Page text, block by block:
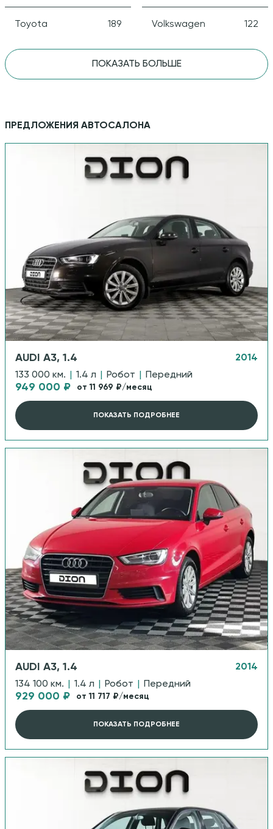
Toyota 189 Volkswagen 122
ПОКАЗАТЬ БОЛЬШЕ
ПРЕДЛОЖЕНИЯ АВТОСАЛОНА
AUDI A3, 1.4
2014
133 000 км.
1.4 л Робот Передний
949 000 ₽ от 11 969 ₽/месяц
ПОКАЗАТЬ ПОДРОБНЕЕ
AUDI A3, 1.4
2014
134 100 км.
1.4 л Робот Передний
929 000 ₽ от 11 717 ₽/месяц
ПОКАЗАТЬ ПОДРОБНЕЕ